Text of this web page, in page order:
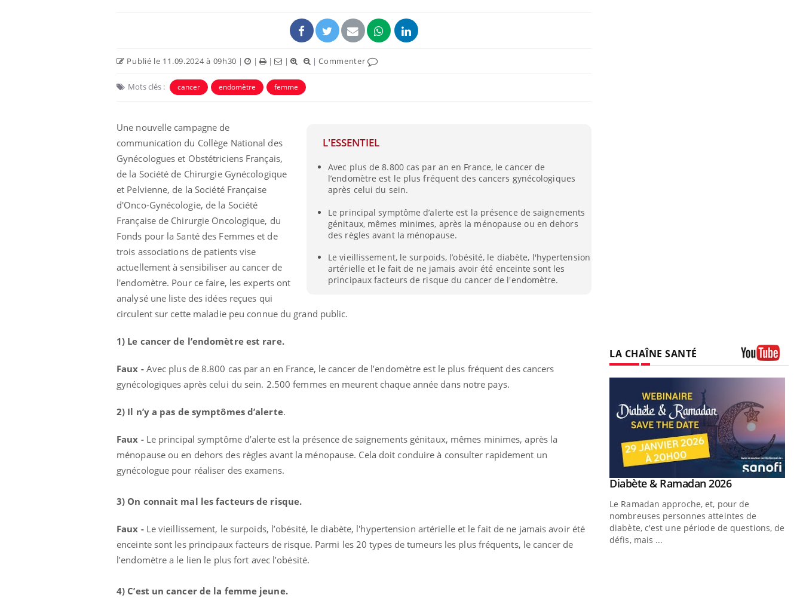
Publié le 11.09.2024 à 09h30 | | | | |Commenter
Mots clés : cancer endomètre femme
L'ESSENTIEL
Avec plus de 8.800 cas par an en France, le cancer de
l’endomètre est le plus fréquent des cancers gynécologiques
après celui du sein.
Le principal symptôme d’alerte est la présence de saignements
génitaux, mêmes minimes, après la ménopause ou en dehors
des règles avant la ménopause.
Le vieillissement, le surpoids, l’obésité, le diabète, l'hypertension
artérielle et le fait de ne jamais avoir été enceinte sont les
principaux facteurs de risque du cancer de l'endomètre.
Une nouvelle campagne de
communication du Collège National des
Gynécologues et Obstétriciens Français,
de la Société de Chirurgie Gynécologique
et Pelvienne, de la Société Française
d'Onco-Gynécologie, de la Société
Française de Chirurgie Oncologique, du
Fonds pour la Santé des Femmes et de
trois associations de patients vise
actuellement à sensibiliser au cancer de
l'endomètre. Pour ce faire, les experts ont
analysé une liste des idées reçues qui
circulent sur cette maladie peu connue du grand public.
1) Le cancer de l’endomètre est rare.
Faux -Avec plus de 8.800 cas par an en France, le cancer de l’endomètre est le plus fréquent des cancers
gynécologiques après celui du sein. 2.500 femmes en meurent chaque année dans notre pays.
2) Il n’y a pas de symptômes d’alerte.
Faux -Le principal symptôme d’alerte est la présence de saignements génitaux, mêmes minimes, après la
ménopause ou en dehors des règles avant la ménopause. Cela doit conduire à consulter rapidement un
gynécologue pour réaliser des examens.
3) On connait mal les facteurs de risque.
Faux -Le vieillissement, le surpoids, l’obésité, le diabète, l'hypertension artérielle et le fait de ne jamais avoir été
enceinte sont les principaux facteurs de risque. Parmi les 20 types de tumeurs les plus fréquents, le cancer de
l’endomètre a le lien le plus fort avec l’obésité.
4) C’est un cancer de la femme jeune.
LA CHAÎNE SANTÉ
même alopécie… Les symptômes de la
carence en fer sont multiples ce qui la rend
osait en parler??
reste entourée d'idées reçues chez les
patients comme parfois chez les soignants.
rythme de vie ! Vacances, plage, piscine,
soleil, activités en plein air… Nos mains
sont ...
Youtube
Diabète & Ramadan 2026Youtube
Le Ramadan approche, et, pour de
nombreuses personnes atteintes de
diabète, c'est une période de questions, de
défis, mais ...